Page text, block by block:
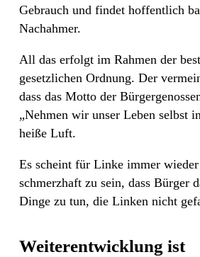
Gebrauch und findet hoffentlich
Nachahmer.
All das erfolgt im Rahmen der
gesetzlichen Ordnung. Der
dass das Motto der
„Nehmen wir unser Leben selbst
heiße Luft.
Es scheint für Linke immer wieder
schmerzhaft zu sein, dass Bürger
Dinge zu tun, die Linken nicht
Weiterentwicklung ist